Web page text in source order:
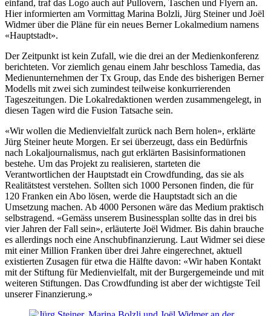
einfand, traf das Logo auch auf Pullovern, Taschen und Flyern an.
Hier informierten am Vormittag Marina Bolzli, Jürg Steiner und Joël
Widmer über die Pläne für ein neues Berner Lokalmedium namens
«Hauptstadt».
Der Zeitpunkt ist kein Zufall, wie die drei an der Medienkonferenz
berichteten. Vor ziemlich genau einem Jahr beschloss Tamedia, das
Medienunternehmen der Tx Group, das Ende des bisherigen Berner
Modells mit zwei sich zumindest teilweise konkurrierenden
Tageszeitungen. Die Lokalredaktionen werden zusammengelegt, in
diesen Tagen wird die Fusion Tatsache sein.
«Wir wollen die Medienvielfalt zurück nach Bern holen», erklärte
Jürg Steiner heute Morgen. Er sei überzeugt, dass ein Bedürfnis
nach Lokaljournalismus, nach gut erklärten Basisinformationen
bestehe. Um das Projekt zu realisieren, starteten die
Verantwortlichen der Hauptstadt ein Crowdfunding, das sie als
Realitätstest verstehen. Sollten sich 1000 Personen finden, die für
120 Franken ein Abo lösen, werde die Hauptstadt sich an die
Umsetzung machen. Ab 4000 Personen wäre das Medium praktisch
selbstragend. «Gemäss unserem Businessplan sollte das in drei bis
vier Jahren der Fall sein», erläuterte Joël Widmer. Bis dahin brauche
es allerdings noch eine Anschubfinanzierung. Laut Widmer sei diese
mit einer Million Franken über drei Jahre eingerechnet, aktuell
existierten Zusagen für etwa die Hälfte davon: «Wir haben Kontakt
mit der Stiftung für Medienvielfalt, mit der Burgergemeinde und mit
weiteren Stiftungen. Das Crowdfunding ist aber der wichtigste Teil
unserer Finanzierung.»